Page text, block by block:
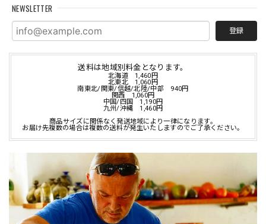
NEWSLETTER
登録
送料は地域別料金となります。
北海道 1,460円
北東北 1,060円
南東北/関東/信越/北陸/中部 940円
関西 1,060円
中国/四国 1,190円
九州/沖縄 1,460円
商品サイズに関係なく発送地域により一律になります。
お届け先複数の場合は複数の送料が発生いたしますのでご了承ください。